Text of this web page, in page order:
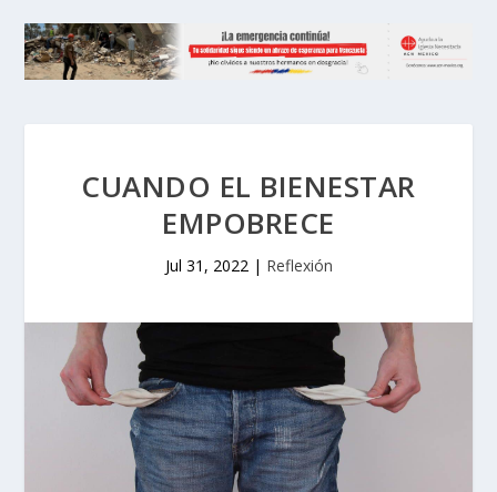
CUANDO EL BIENESTAR
EMPOBRECE
Jul 31, 2022| Reflexión